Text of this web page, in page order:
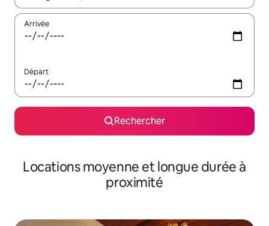
Arrivée
Départ
Rechercher
Locations moyenne et longue durée à
proximité